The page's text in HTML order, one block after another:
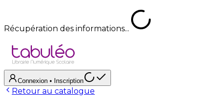
Récupération des informations...
Connexion • Inscription
Retour au catalogue